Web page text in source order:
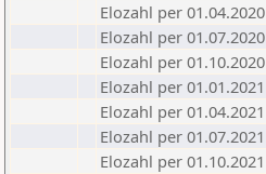
Elozahl per 01.04.2020
Elozahl per 01.07.2020
Elozahl per 01.10.2020
Elozahl per 01.01.2021
Elozahl per 01.04.2021
Elozahl per 01.07.2021
Elozahl per 01.10.2021